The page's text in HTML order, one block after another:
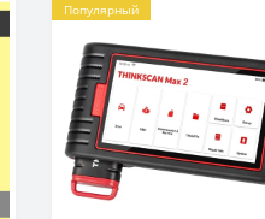
Популярный